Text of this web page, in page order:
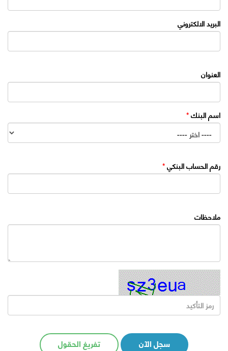
البريد الالكتروني
العنوان
اسم البنك *
رقم الحساب البنكي *
ملاحظات
سجل الآن تفريغ الحقول